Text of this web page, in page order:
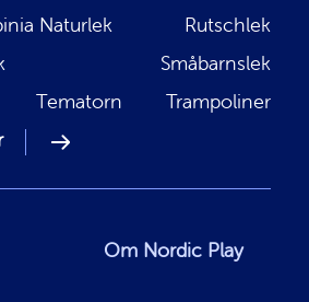
Naturlek
Rutschlek
Småbarnslek
Tematorn
Trampoliner
Om Nordic Play